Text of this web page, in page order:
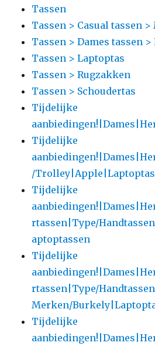
Tassen
Tassen > Casual tassen
Tassen > Dames tassen
Tassen > Laptoptas
Tassen > Rugzakken
Tassen > Schoudertas
Tijdelijke
Tijdelijke
/
Tijdelijke
rtassen|Type/
aptoptassen
Tijdelijke
rtassen|Type/
Merken/
Tijdelijke